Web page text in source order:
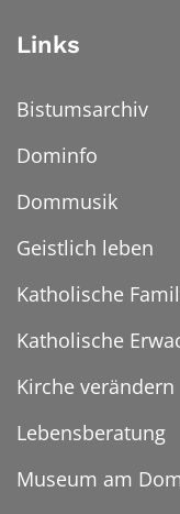
Links
Bistumsarchiv
Dominfo
Dommusik
Geistlich leben
Katholische
Katholische
Kirche verändern
Lebensberatung
Museum am